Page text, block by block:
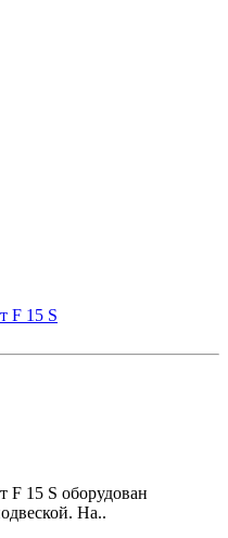
F 15 S
15 S оборудован
На..